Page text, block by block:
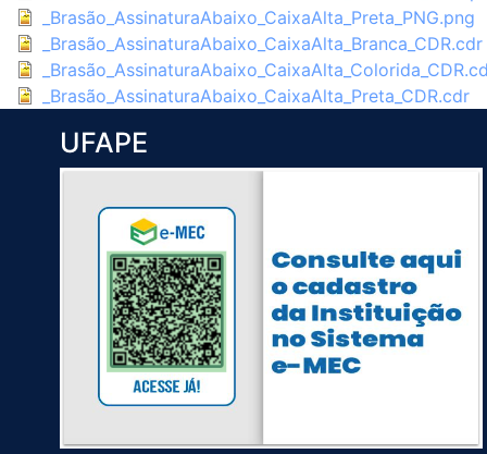
_Brasão_AssinaturaAbaixo_CaixaAlta_Preta_PNG.png
_Brasão_AssinaturaAbaixo_CaixaAlta_Branca_CDR.cdr
_Brasão_AssinaturaAbaixo_CaixaAlta_Preta_CDR.cdr
UFAPE